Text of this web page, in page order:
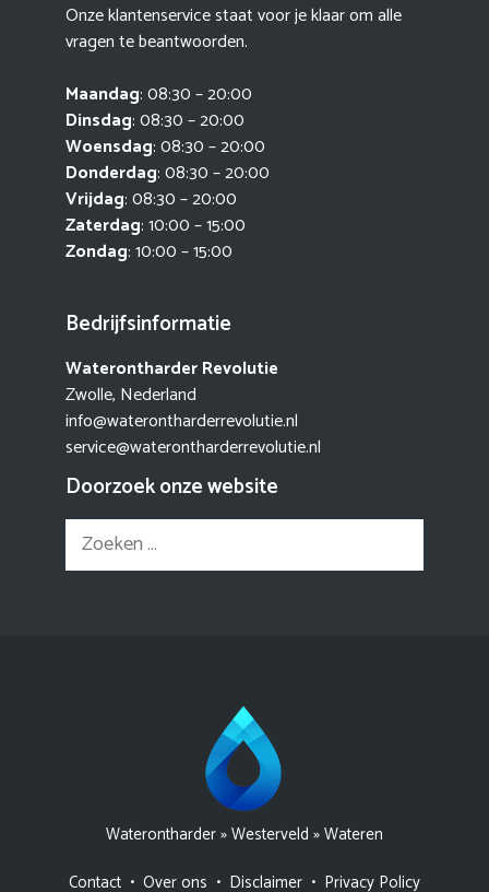
Onze klantenservice staat voor je klaar om alle
vragen te beantwoorden.
Maandag: 08:30 – 20:00
Dinsdag: 08:30 – 20:00
Woensdag: 08:30 – 20:00
Donderdag: 08:30 – 20:00
Vrijdag: 08:30 – 20:00
Zaterdag: 10:00 – 15:00
Zondag: 10:00 – 15:00
Bedrijfsinformatie
Waterontharder Revolutie
Zwolle, Nederland
info@waterontharderrevolutie.nl
service@waterontharderrevolutie.nl
Doorzoek onze website
Zoek
naar:
Waterontharder»Westerveld »Wateren
Contact • Over ons • Disclaimer • Privacy Policy